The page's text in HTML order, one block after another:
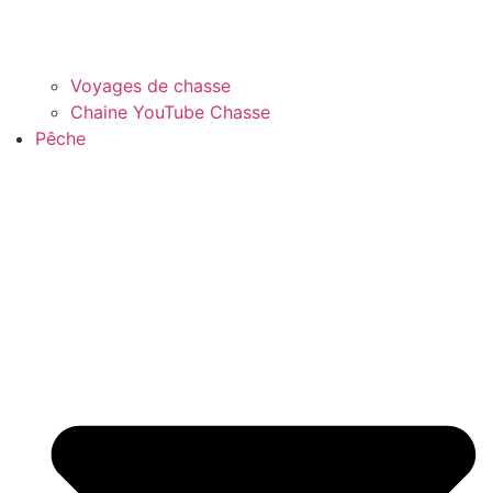
Voyages de chasse
Chaine YouTube Chasse
Pêche